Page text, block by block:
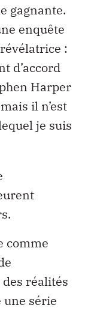
gagnante.
enquête
:
d’accord
Harper
il n’est
je suis
comme
réalités
une série